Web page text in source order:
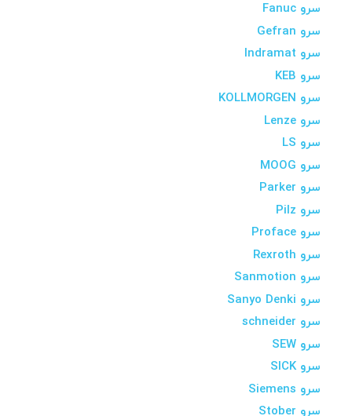
سرو Fanuc
سرو Gefran
سرو Indramat
سرو KEB
سرو KOLLMORGEN
سرو Lenze
سرو LS
سرو MOOG
سرو Parker
سرو Pilz
سرو Proface
سرو Rexroth
سرو Sanmotion
سرو Sanyo Denki
سرو schneider
سرو SEW
سرو SICK
سرو Siemens
سرو Stober